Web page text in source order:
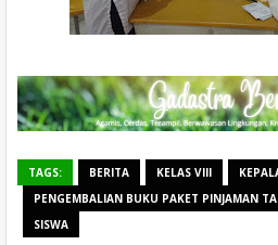
TAGS: BERITA KELAS VIII
PENGEMBALIAN BUKU PAKET PINJAMAN
SISWA